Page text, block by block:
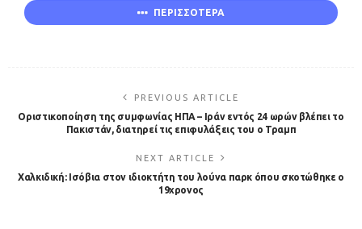
ΠΕΡΙΣΣΟΤΕΡΑ
PREVIOUS ARTICLE
Οριστικοποίηση της συμφωνίας ΗΠΑ – Ιράν εντός 24 ωρών βλέπει το
Πακιστάν, διατηρεί τις επιφυλάξεις του ο Τραμπ
NEXT ARTICLE
Χαλκιδική: Ισόβια στον ιδιοκτήτη του λούνα παρκ όπου σκοτώθηκε ο
19χρονος